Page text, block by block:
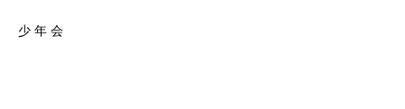
少 年 会